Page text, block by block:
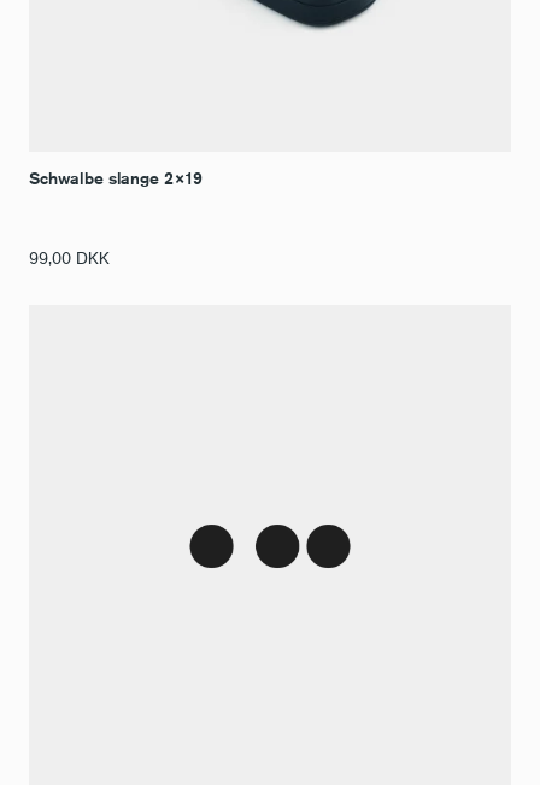
Schwalbe slange 2×19
99,00 DKK